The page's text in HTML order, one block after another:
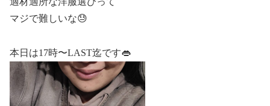
マジで難しいな😓
本日は17時〜LAST迄です👄